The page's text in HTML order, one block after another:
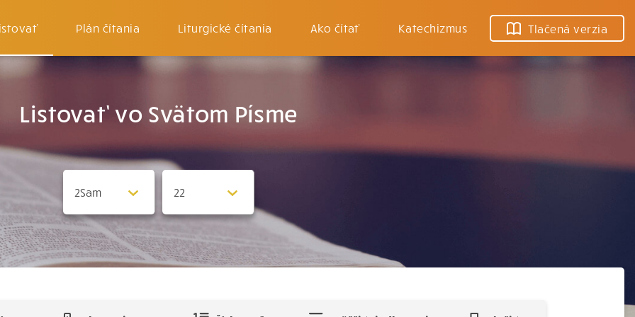
Plán čítania Liturgické čítania Ako čítať Katechizmus Tlačená verzia
Listovať vo Svätom Písme